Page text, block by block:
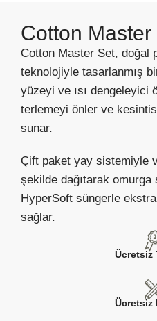
Cotton Master
Cotton Master Set, doğal
teknolojiyle tasarlanmış
yüzeyi ve ısı dengeleyici
terlemeyi önler ve
sunar.
Çift paket yay sistemiyle
şekilde dağıtarak omurga
HyperSoft süngerle
sağlar.
Ücretsiz
Ücretsiz